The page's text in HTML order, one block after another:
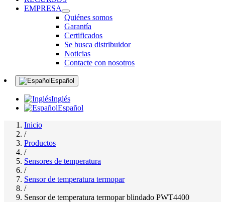
EMPRESA
Quiénes somos
Garantía
Certificados
Se busca distribuidor
Noticias
Contacte con nosotros
Español
Inglés
Español
Inicio
/
Productos
/
Sensores de temperatura
/
Sensor de temperatura termopar
/
Sensor de temperatura termopar blindado PWT4400